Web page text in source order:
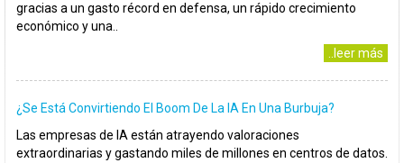
gracias a un gasto récord en defensa, un rápido crecimiento
económico y una..
..leer más
¿Se Está Convirtiendo El Boom De La IA En Una Burbuja?
Las empresas de IA están atrayendo valoraciones
extraordinarias y gastando miles de millones en centros de datos.